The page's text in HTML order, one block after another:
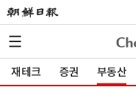
재테크 증권 부동산